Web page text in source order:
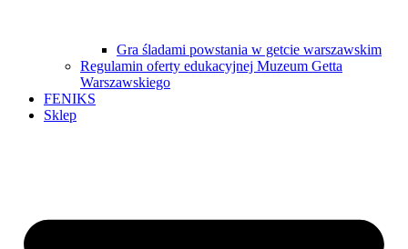
Gra śladami powstania w getcie warszawskim
Regulamin oferty edukacyjnej Muzeum Getta
Warszawskiego
FENIKS
Sklep